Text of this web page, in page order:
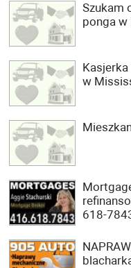
Szukam
ponga
w
618-